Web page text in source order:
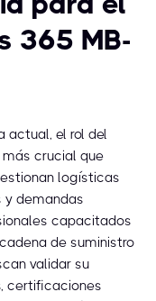
365 MB-
actual, el rol del
crucial que
logísticas
y demandas
capacitados
de suministro
validar su
certificaciones